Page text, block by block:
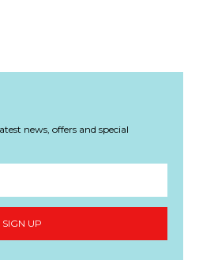
news, offers and special
SIGN UP